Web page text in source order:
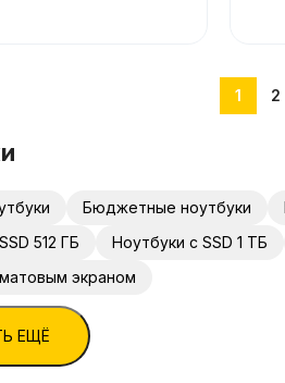
1 2
Бюджетные ноутбуки
512 ГБ
Ноутбуки с SSD 1 ТБ
экраном
ЕЩЁ